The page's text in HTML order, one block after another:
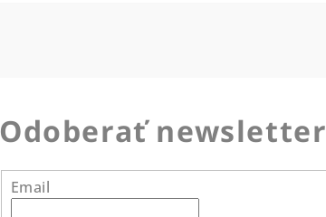
Odoberať newsletter
Email